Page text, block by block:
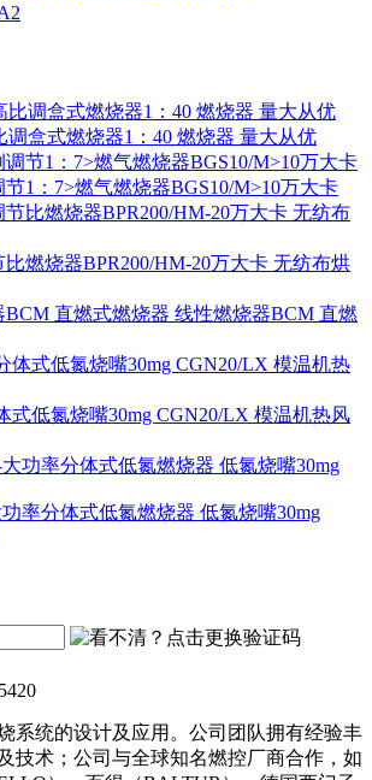
调盒式燃烧器1：40 燃烧器 量大从优
1：7>燃气燃烧器BGS10/M>10万大卡
燃烧器BPR200/HM-20万大卡 无纺布烘
线性燃烧器BCM 直燃
式低氮烧嘴30mg CGN20/LX 模温机热风
率分体式低氮燃烧器 低氮烧嘴30mg
系统的设计及应用。公司团队拥有经验丰
技术；公司与全球知名燃控厂商合作，如